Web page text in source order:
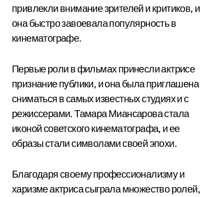
привлекли внимание зрителей и критиков, и
она быстро завоевала популярность в
кинематографе.
Первые роли в фильмах принесли актрисе
признание публики, и она была приглашена
сниматься в самых известных студиях и с
режиссерами. Тамара Миансарова стала
иконой советского кинематографа, и ее
образы стали символами своей эпохи.
Благодаря своему профессионализму и
харизме актриса сыграла множество ролей,